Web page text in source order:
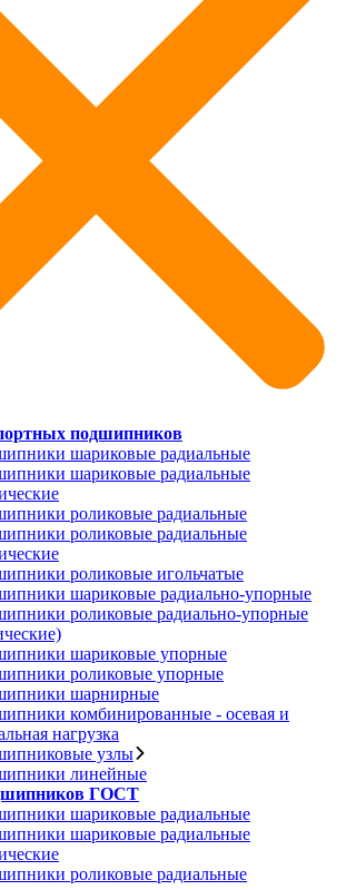
подшипников
шариковые радиальные
шариковые радиальные
роликовые радиальные
роликовые радиальные
роликовые игольчатые
шариковые радиально-упорные
роликовые радиально-упорные
шариковые упорные
роликовые упорные
шарнирные
комбинированные - осевая и
нагрузка
узлы
линейные
ГОСТ
шариковые радиальные
шариковые радиальные
роликовые радиальные